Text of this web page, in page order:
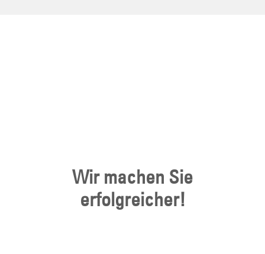
Wir machen Sie
erfolgreicher!